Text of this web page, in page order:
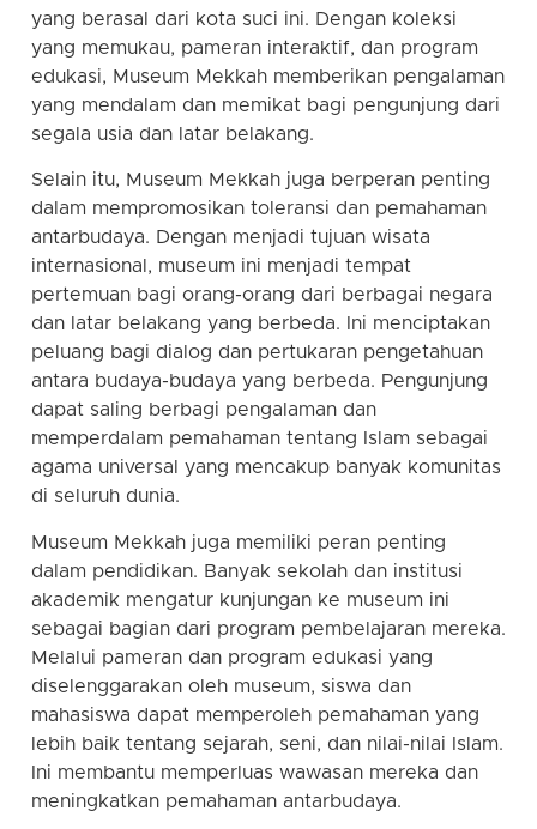
yang berasal dari kota suci ini. Dengan koleksi
yang memukau, pameran interaktif, dan program
edukasi, Museum Mekkah memberikan pengalaman
yang mendalam dan memikat bagi pengunjung dari
segala usia dan latar belakang.
Selain itu, Museum Mekkah juga berperan penting
dalam mempromosikan toleransi dan pemahaman
antarbudaya. Dengan menjadi tujuan wisata
internasional, museum ini menjadi tempat
pertemuan bagi orang-orang dari berbagai negara
dan latar belakang yang berbeda. Ini menciptakan
peluang bagi dialog dan pertukaran pengetahuan
antara budaya-budaya yang berbeda. Pengunjung
dapat saling berbagi pengalaman dan
memperdalam pemahaman tentang Islam sebagai
agama universal yang mencakup banyak komunitas
di seluruh dunia.
Museum Mekkah juga memiliki peran penting
dalam pendidikan. Banyak sekolah dan institusi
akademik mengatur kunjungan ke museum ini
sebagai bagian dari program pembelajaran mereka.
Melalui pameran dan program edukasi yang
diselenggarakan oleh museum, siswa dan
mahasiswa dapat memperoleh pemahaman yang
lebih baik tentang sejarah, seni, dan nilai-nilai Islam.
Ini membantu memperluas wawasan mereka dan
meningkatkan pemahaman antarbudaya.